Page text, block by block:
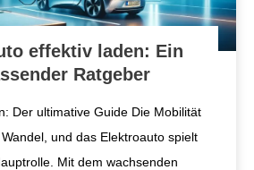
effektiv laden: Ein
Ratgeber
Der ultimative Guide Die Mobilität
und das Elektroauto spielt
Mit dem wachsenden